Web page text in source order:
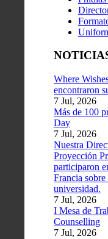
Where
encontraron
7 Jul, 2026
Más de 100
Day
7 Jul, 2026
Nuestra
Proyección
participaron
Francia
universidad.
7 Jul, 2026
I Mesa de
Counselling
7 Jul, 2026